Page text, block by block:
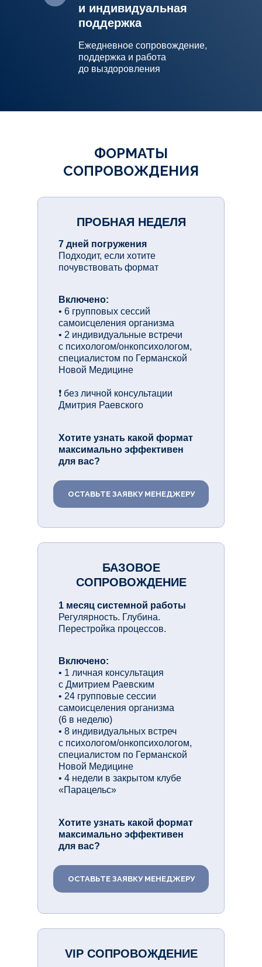
и индивидуальная
поддержка
Ежедневное сопровождение,
поддержка и работа
до выздоровления
ФОРМАТЫ
СОПРОВОЖДЕНИЯ
ПРОБНАЯ НЕДЕЛЯ
7 дней погружения
Подходит, если хотите
почувствовать формат
Включено:
• 6 групповых сессий
самоисцеления организма
• 2 индивидуальные встречи
с психологом/онкопсихологом,
специалистом по Германской
Новой Медицине
ОСТАВЬТЕ ЗАЯВКУ МЕНЕДЖЕРУ
❗ без личной консультации
Дмитрия Раевского
Хотите узнать какой формат
максимально эффективен
для вас?
БАЗОВОЕ
СОПРОВОЖДЕНИЕ
1 месяц системной работы
Регулярность. Глубина.
Перестройка процессов.
Включено:
• 1 личная консультация
с Дмитрием Раевским
• 24 групповые сессии
самоисцеления организма
(6 в неделю)
• 8 индивидуальных встреч
с психологом/онкопсихологом,
специалистом по Германской
Новой Медицине
• 4 недели в закрытом клубе
«Парацельс»
ОСТАВЬТЕ ЗАЯВКУ МЕНЕДЖЕРУ
Хотите узнать какой формат
максимально эффективен
для вас?
VIP СОПРОВОЖДЕНИЕ